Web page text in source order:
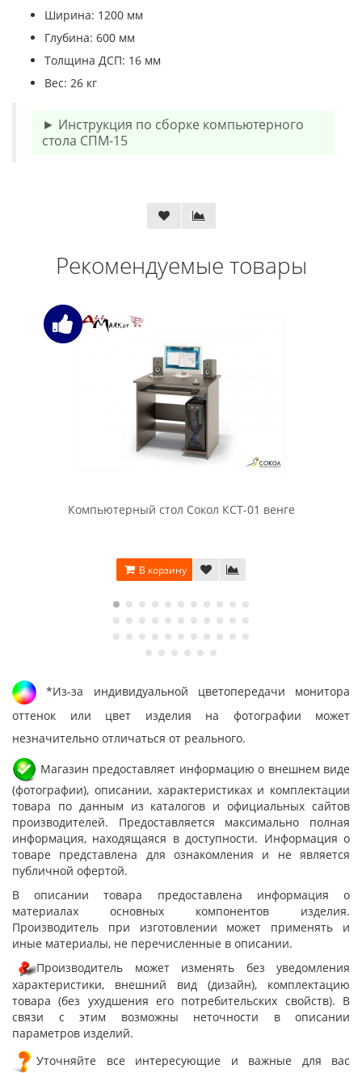
Ширина: 1200 мм
Глубина: 600 мм
Толщина ДСП: 16 мм
Вес: 26 кг
► Инструкция по сборке компьютерного
стола СПМ-15
Рекомендуемые товары
Компьютерный стол Сокол КСТ-01 венге
В корзину
*Из-за индивидуальной цветопередачи монитора
оттенок или цвет изделия на фотографии может
незначительно отличаться от реального.
Магазин предоставляет информацию о внешнем виде
(фотографии), описании, характеристиках и комплектации
товара по данным из каталогов и официальных сайтов
производителей. Предоставляется максимально полная
информация, находящаяся в доступности. Информация о
товаре представлена для ознакомления и не является
публичной офертой.
В описании товара предоставлена информация о
материалах основных компонентов изделия.
Производитель при изготовлении может применять и
иные материалы, не перечисленные в описании.
Производитель может изменять без уведомления
характеристики, внешний вид (дизайн), комплектацию
товара (без ухудшения его потребительских свойств). В
связи с этим возможны неточности в описании
параметров изделий.
Уточняйте все интересующие и важные для вас